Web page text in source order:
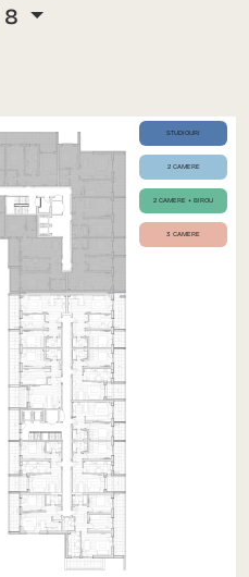
8
STUDIOURI
2 CAMERE
2 CAMERE + BIROU
3 CAMERE